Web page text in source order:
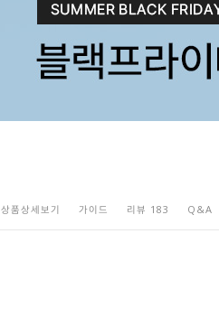
상품상세보기 가이드 리뷰 183 Q&A